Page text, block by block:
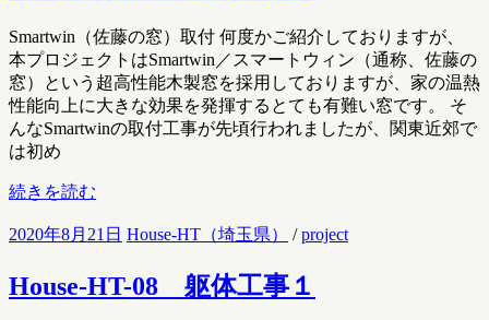
Smartwin（佐藤の窓）取付 何度かご紹介しておりますが、
本プロジェクトはSmartwin／スマートウィン（通称、佐藤の
窓）という超高性能木製窓を採用しておりますが、家の温熱
性能向上に大きな効果を発揮するとても有難い窓です。 そ
んなSmartwinの取付工事が先頃行われましたが、関東近郊で
は初め
続きを読む
2020年8月21日 House-HT（埼玉県） /project
House-HT-08 躯体工事１